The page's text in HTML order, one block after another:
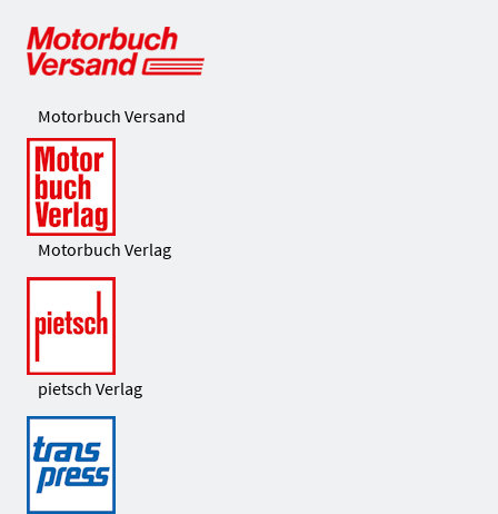
Motorbuch Versand
Motorbuch Verlag
pietsch Verlag